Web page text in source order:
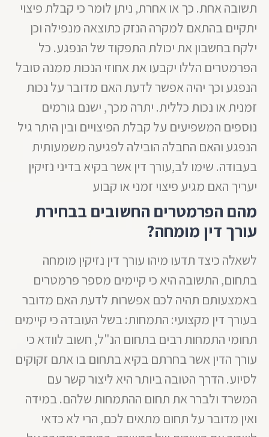
תשובה אחת. כך או אחרת, ניתן לומר כי קבלת פיצוי
יתקיים בהתאם למקרה הנזק כתוצאה מנפילה וכן
ילקח בחשבון את יכולת התפקוד של הנפגע. כל
הפרמטרים הללו יקבעו את אחוזי הנכות ממנה סובל
הנפגע וכך יהיה אפשר לדעת האם מדובר על נכות
זמנית או נכות כללית. יתרה מכך, ישנם גורמים
נוספים המשפיעים על קבלת הפיצויים ובין היתר גיל
הנפגע והאם החבלה הובילה לפגיעה משמעותית
בעבודה. שימו לב,עורך דין אשר בקיא בדיני נזיקין
יעריך האם מגיע פיצוי זמני או קבוע
מהם הפרמטרים החשובים בבחירת
עורך דין מומחה?
לשאלה כיצד תדעו מיהו עורך דין נזיקין מומחה
בתחום, התשובה היא כי קיימים מספר פרמטרים
באמצעותם תהיה לכם אפשרות לדעת האם מדובר
בעורך דין מקצועי: התמחות: בשל העובדה כי קיימים
תחומי התמחות רבים בתחום הנ"ל, חשוב לוודא כי
עורך הדין אשר בחרתם בקיא בתחום בו אתם זקוקים
לסיוע. הדרך הטובה ביותר היא ליצור קשר עם
המשרד ולברר את תחום ההתמחות שלהם. במידה
ואין מדובר על תחום מתאים לכם, הרי לא כדאי